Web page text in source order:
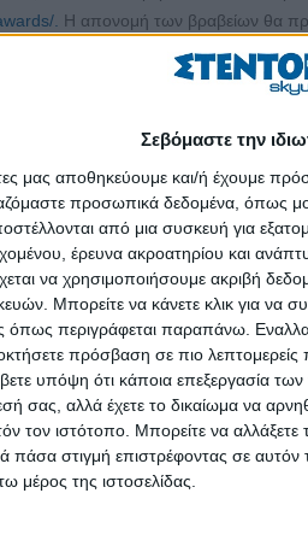
Σεβόμαστε την
μας αποθηκεύουμε και/ή έχουμε
προσωπικά δεδομένα, όπως
από μια συσκευή για
έρευνα ακροατηρίου και
να χρησιμοποιήσουμε ακριβή
Μπορείτε να κάνετε κλικ για να
περιγράφεται παραπάνω.
πρόσβαση σε πιο λεπτομερείς
υπόψη ότι κάποια επεξεργασία
σας, αλλά έχετε το δικαίωμα να
τον ιστότοπο. Μπορείτε να αλλάξετε
στιγμή επιστρέφοντας σε αυτόν
μέρος της ιστοσελίδας.
. Η απονομή των βραβείων θα
2025, στην Αθήνα.
δασαρχείων έχουν χαρακτηρίσει
δασοκάλυψη σε όλα τα κράτη της
γης στην Ευρώπη
Ακινήτων,
είναι περίκλειστη και είναι
μέσα στη Μεσόγειο… Αιθιοπία: από
στην ηλιοκαμένη όψη των
είναι χαρακτηρισμένη έτσι επειδή
διαβάζεται ως ΖΕΥΣ… Ιαπωνία:
Άσιο που σκότωσε στην Τροία
βασιλιά της Φοινίκης και της
Μπουχέλος, Facebook, 22/12/2024.
ηλικίας 30-59 ετών, με έμφαση στις